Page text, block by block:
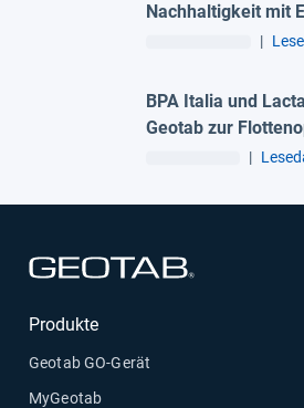
Nachhaltigkeit mit
vollständig
|
BPA Italia und
Geotab zur
Senkung der
|
Produkte
Geotab GO-Gerät
MyGeotab